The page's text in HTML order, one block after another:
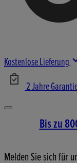
Kostenlose Lieferung
2 Jahre
Bis zu
Melden Sie sich für